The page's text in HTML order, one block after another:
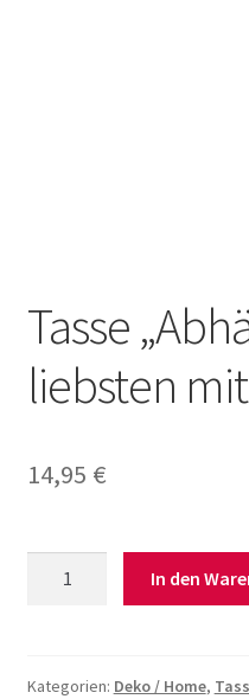
Tasse
liebsten
14,95 €
mit
In den
Kategorien: Deko / Home,